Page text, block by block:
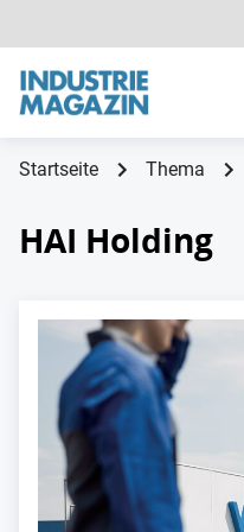
Startseite Thema
HAI Holding